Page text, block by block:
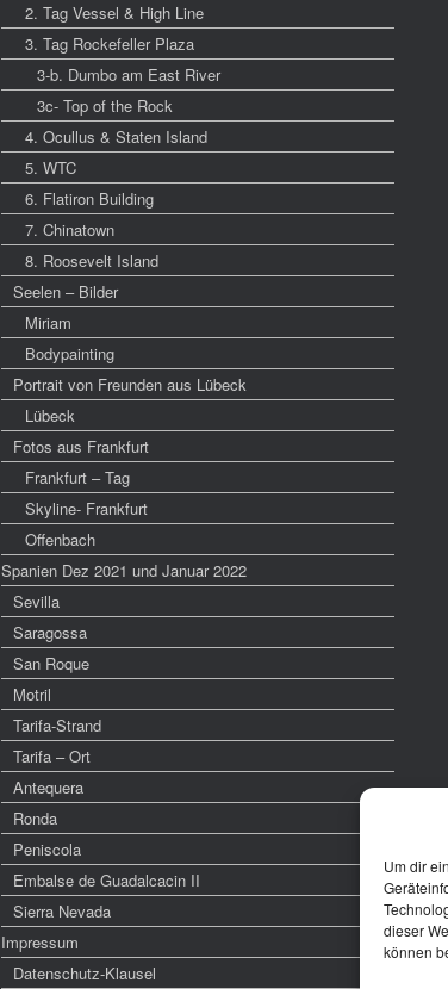
Um dir
dieser
können
2. Tag Vessel & High Line
3. Tag Rockefeller Plaza
3-b. Dumbo am East River
3c- Top of the Rock
4. Ocullus & Staten Island
5. WTC
6. Flatiron Building
7. Chinatown
8. Roosevelt Island
Seelen – Bilder
Miriam
Bodypainting
Portrait von Freunden aus Lübeck
Lübeck
Fotos aus Frankfurt
Frankfurt – Tag
Skyline- Frankfurt
Offenbach
Spanien Dez 2021 und Januar 2022
Sevilla
Saragossa
San Roque
Motril
Tarifa-Strand
Tarifa – Ort
Antequera
Ronda
Peniscola
Embalse de Guadalcacin II
Sierra Nevada
Impressum
Datenschutz-Klausel